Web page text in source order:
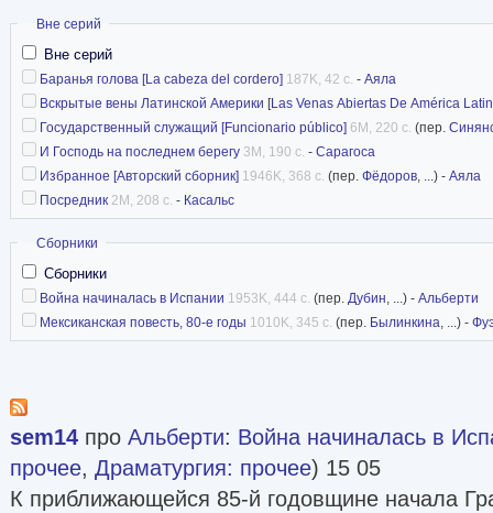
Скрыть
Вне серий
Вне серий
Баранья голова [La cabeza del cordero] 187K, 42 с. - Аяла
Вскрытые вены Латинской Америки [Las Venas Abiertas De América
Государственный служащий [Funcionario público] 6M, 220 с. (пер.
И Господь на последнем берегу 3M, 190 с. - Сарагоса
Избранное [Авторский сборник] 1946K, 368 с. (пер. Фёдоров, ...) - Аяла
Посредник 2M, 208 с. - Касальс
Скрыть
Сборники
Сборники
Война начиналась в Испании 1953K, 444 с. (пер. Дубин, ...) - Альберти
Мексиканская повесть, 80-е годы 1010K, 345 с. (пер. Былинкина, ...) -
sem14 про Альберти: Война начиналась в
прочее, Драматургия: прочее) 15 05
К приближающейся 85-й годовщине начала